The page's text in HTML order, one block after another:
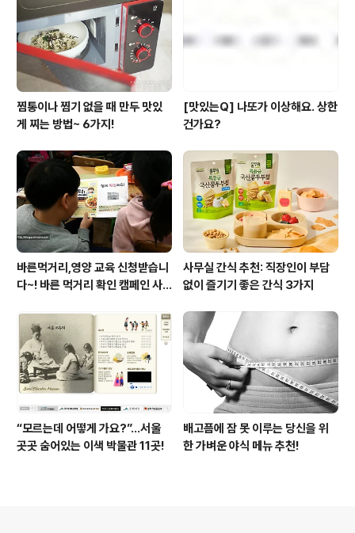
찜통이나 찜기 없을 때 만두 맛있
게 찌는 방법~ 6가지!
[맛있는Q] 나또가 이상해요. 상한
건가요?
바른먹거리,영양 교육 신청받습니
다~! 바른 먹거리 확인 캠페인 사
사무실 간식 추천: 직장인이 부담
없이 즐기기 좋은 간식 3가지
“모르는데 어떻게 가요?”...서울
곳곳 숨어있는 이색 박물관 11곳!
배고픔에 잠 못 이루는 당신을 위
한 가벼운 야식 메뉴 추천!